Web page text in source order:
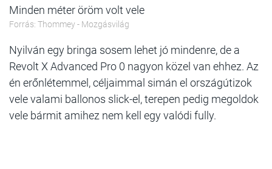
Minden méter öröm volt vele
Forrás: Thommey - Mozgásvilág
Nyilván egy bringa sosem lehet jó mindenre, de a
Revolt X Advanced Pro 0 nagyon közel van ehhez. Az
én erőnlétemmel, céljaimmal simán el országútizok
vele valami ballonos slick-el, terepen pedig megoldok
vele bármit amihez nem kell egy valódi fully.